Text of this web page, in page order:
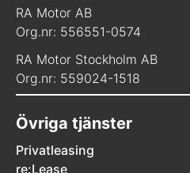
RA Motor AB
Org.nr: 556551-0574
RA Motor Stockholm AB
Org.nr: 559024-1518
Övriga tjänster
Privatleasing
re:Lease